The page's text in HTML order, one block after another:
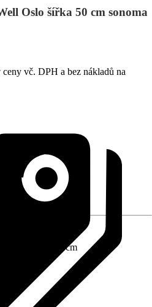
Oslo šířka 50 cm sonoma
vč. DPH a bez nákladů na
x 200 cm x 47 cm